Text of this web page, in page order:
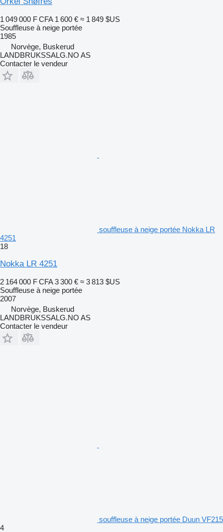
1 049 000 F CFA 1 600 € ≈ 1 849 $US
Souffleuse à neige portée
1985
Norvège, Buskerud
LANDBRUKSSALG.NO AS
Contacter le vendeur
souffleuse à neige portée Nokka LR
4251
18
Nokka LR 4251
2 164 000 F CFA 3 300 € ≈ 3 813 $US
Souffleuse à neige portée
2007
Norvège, Buskerud
LANDBRUKSSALG.NO AS
Contacter le vendeur
souffleuse à neige portée Duun VF215
4